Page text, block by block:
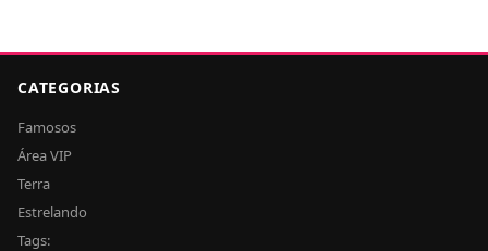
CATEGORIAS
Famosos
Área VIP
Terra
Estrelando
Tags: